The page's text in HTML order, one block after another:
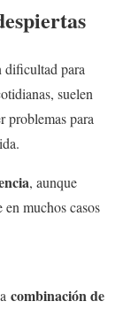
dificultad para
suelen
problemas para
, aunque
muchos casos
combinación de